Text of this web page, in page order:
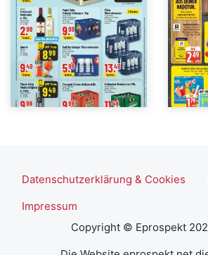
Datenschutzerklärung & Cookies
Impressum
Copyright © Eprospekt